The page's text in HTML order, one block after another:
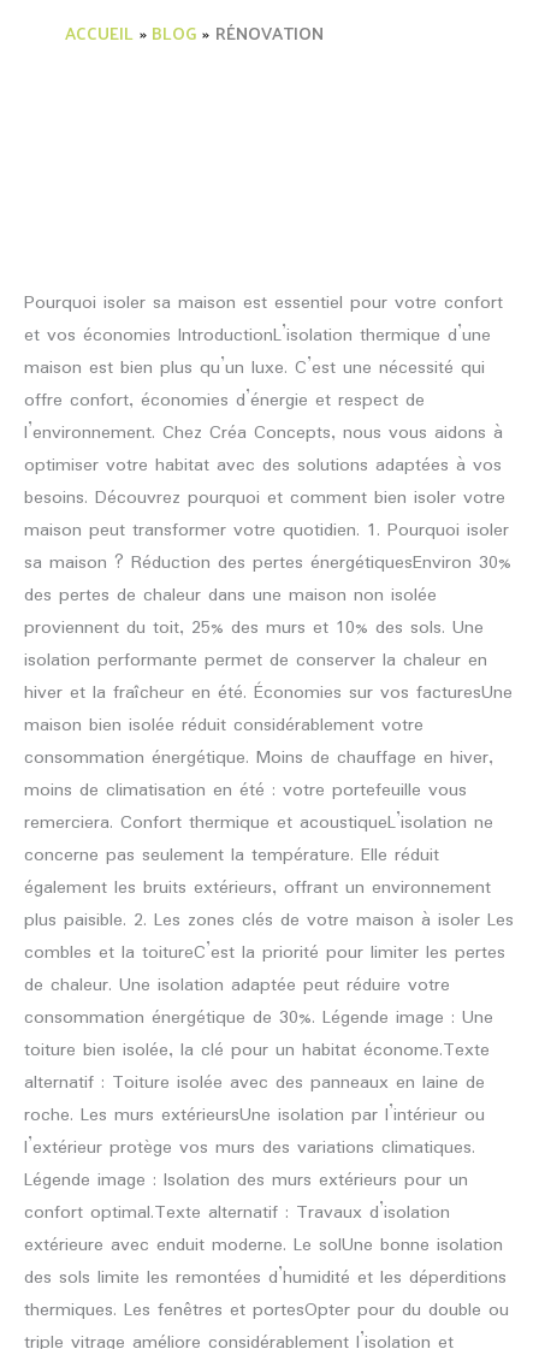
ACCUEIL BLOG RÉNOVATION
Pourquoi isoler sa maison est essentiel pour votre confort
et vos économies IntroductionL’isolation thermique d’une
maison est bien plus qu’un luxe. C’est une nécessité qui
offre confort, économies d’énergie et respect de
l’environnement. Chez Créa Concepts, nous vous aidons à
optimiser votre habitat avec des solutions adaptées à vos
besoins. Découvrez pourquoi et comment bien isoler votre
maison peut transformer votre quotidien. 1. Pourquoi isoler
sa maison ? Réduction des pertes énergétiquesEnviron 30%
des pertes de chaleur dans une maison non isolée
proviennent du toit, 25% des murs et 10% des sols. Une
isolation performante permet de conserver la chaleur en
hiver et la fraîcheur en été. Économies sur vos facturesUne
maison bien isolée réduit considérablement votre
consommation énergétique. Moins de chauffage en hiver,
moins de climatisation en été : votre portefeuille vous
remerciera. Confort thermique et acoustiqueL’isolation ne
concerne pas seulement la température. Elle réduit
également les bruits extérieurs, offrant un environnement
plus paisible. 2. Les zones clés de votre maison à isoler Les
combles et la toitureC’est la priorité pour limiter les pertes
de chaleur. Une isolation adaptée peut réduire votre
consommation énergétique de 30%. Légende image : Une
toiture bien isolée, la clé pour un habitat économe.Texte
alternatif : Toiture isolée avec des panneaux en laine de
roche. Les murs extérieursUne isolation par l’intérieur ou
l’extérieur protège vos murs des variations climatiques.
Légende image : Isolation des murs extérieurs pour un
confort optimal.Texte alternatif : Travaux d’isolation
extérieure avec enduit moderne. Le solUne bonne isolation
des sols limite les remontées d’humidité et les déperditions
thermiques. Les fenêtres et portesOpter pour du double ou
triple vitrage améliore considérablement l’isolation et